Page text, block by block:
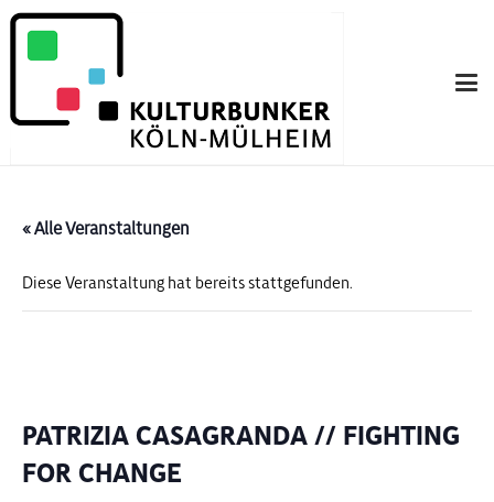
« Alle Veranstaltungen
Diese Veranstaltung hat bereits stattgefunden.
PATRIZIA CASAGRANDA // FIGHTING
FOR CHANGE